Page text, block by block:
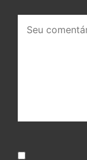
comentário: